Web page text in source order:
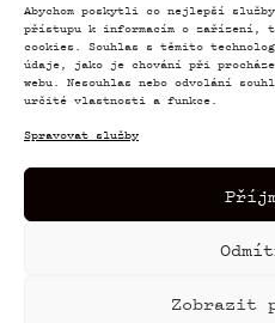
Abychom poskytli co nejlepší
přístupu k informacím o zařízení,
cookies. Souhlas s těmito
údaje, jako je chování při
webu. Nesouhlas nebo odvolání
určité vlastnosti a funkce.
Spravovat služby
Zobrazit
Psí slečna